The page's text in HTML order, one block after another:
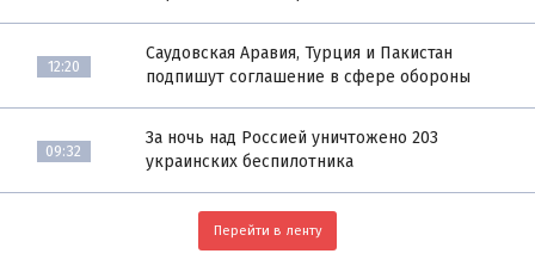
12:20
Саудовская Аравия, Турция и Пакистан
подпишут соглашение в сфере обороны
09:32
За ночь над Россией уничтожено 203
украинских беспилотника
Перейти в ленту